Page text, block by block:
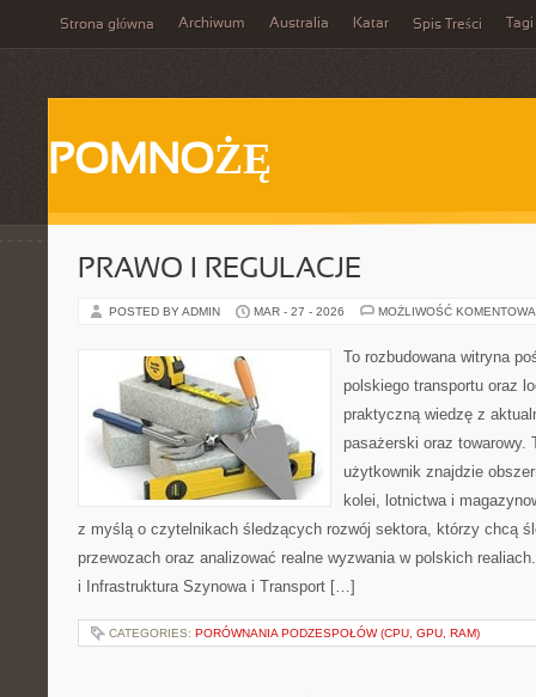
Strona główna Archiwum Australia Katar Spis Treści Tagi
POMNOŻĘ
PRAWO I REGULACJE
POSTED BY ADMIN MAR - 27 - 2026 MOŻLIWOŚĆ
To rozbudowana witryna
polskiego transportu oraz
praktyczną wiedzę z
pasażerski oraz towarowy.
użytkownik znajdzie
kolei, lotnictwa i
z myślą o czytelnikach śledzących rozwój sektora, którzy chcą
przewozach oraz analizować realne wyzwania w polskich
i Infrastruktura Szynowa i Transport […]
CATEGORIES: PORÓWNANIA PODZESPOŁÓW (CPU, GPU, RAM)